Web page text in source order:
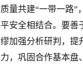
量共建“一带一路”
安全相结合。要善
加强分析研判，提
，巩固合作基本盘